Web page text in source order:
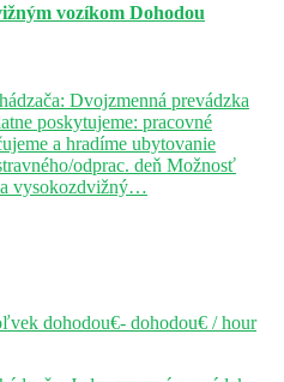
vozíkom Dohodou
Dvojzmenná prevádzka
poskytujeme: pracovné
a hradíme ubytovanie
odprac. deň Možnosť
vysokozdvižný…
dohodou€- dohodou€ / hour